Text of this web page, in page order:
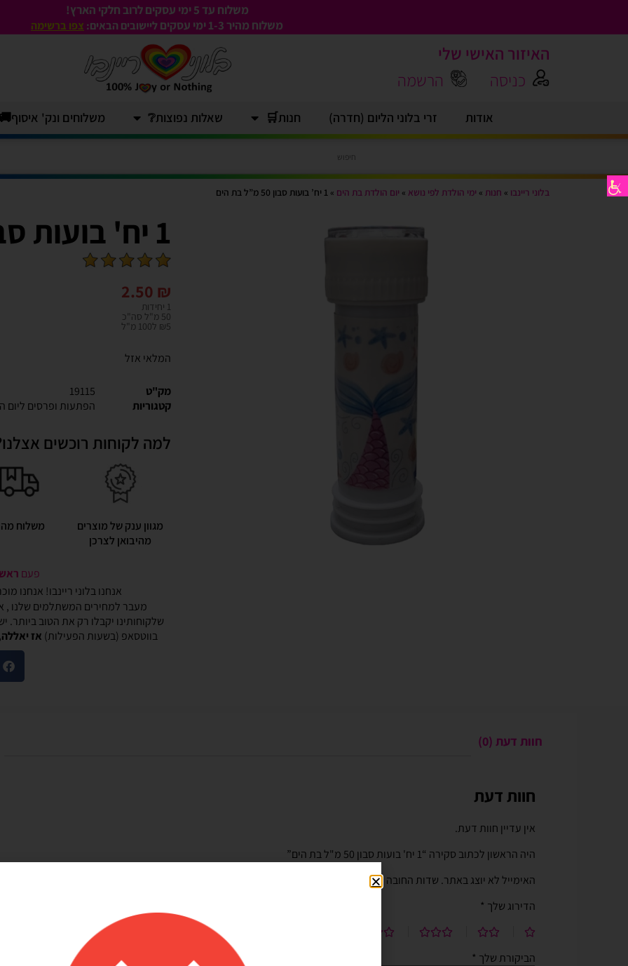
משלוח עד 5 ימי עסקים לרוב חלקי הארץ!
משלוח מהיר 1-3
ימי עסקים ליישובים הבאים: צפו ברשימה
האיזור האישי שלי
כניסה
הרשמה
אודות זרי בלוני הליום (חדרה) חנות🛒 שאלות נפוצות❔ משלוחים ונק' איסוף🚚
בלוני ריינבו » חנות » ימי הולדת לפי נושא » יום הולדת בת הים » 1 יח’ בועות סבון 50 מ”ל בת הים
1 יח' בועות סבון 50 מ"ל בת הים
2.50 ₪
1 יחידות
50 מ"ל סה"כ
₪5 ל100 מ"ל
המלאי אזל
מק"ט
19115
קטגוריות
הפתעות ופרסים ליום
למה לקוחות רוכשים
מגוון ענק של מוצרים
מהיבואן לצרכן
משלוח
פעם
אנחנו בלוני ריינבו! אנחנו
מעבר למחירים המשתלמים שלנו ,
שלקוחותינו יקבלו רק את הטוב
בווטסאפ (בשעות הפעילות) אז
חוות דעת (0)
חוות דעת
אין עדיין חוות דעת.
היה הראשון לכתוב סקירה “1 יח' בועות סבון 50 מ"ל בת הים”
האימייל לא יוצג באתר. שדות החובה מסומנים
הדירוג שלך *
הביקורת שלך *
בלוני ריינבאו הפכו להיות חלק קסום בבוקר
יומההולדת המשפחתי שלנו. מוצרים יפים, מבצעים
טובים ושירות נוח מהיר יעיל ואמין. אפשרות נוחה
לאמצעי תשלום באתר. האתר שלהם יפה זמין מפורט
בנעימות ובנכונות לעזור. יעילים בטירוף. ממליצה בחום